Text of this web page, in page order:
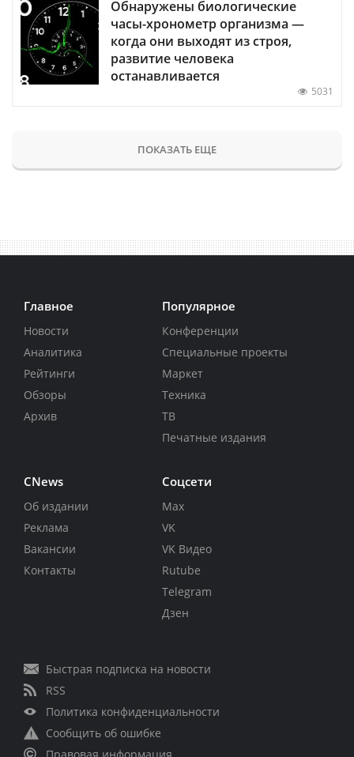
Обнаружены биологические
часы-хронометр организма —
когда они выходят из строя,
развитие человека
останавливается
5031
ПОКАЗАТЬ ЕЩЕ
Главное
Новости
Аналитика
Рейтинги
Обзоры
Архив
Популярное
Конференции
Специальные проекты
Маркет
Техника
ТВ
Печатные издания
CNews
Об издании
Реклама
Вакансии
Контакты
Соцсети
Max
VK
VK Видео
Rutube
Telegram
Дзен
Быстрая подписка на новости
RSS
Политика конфиденциальности
Сообщить об ошибке